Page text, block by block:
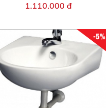
1.110.000 đ
-5%